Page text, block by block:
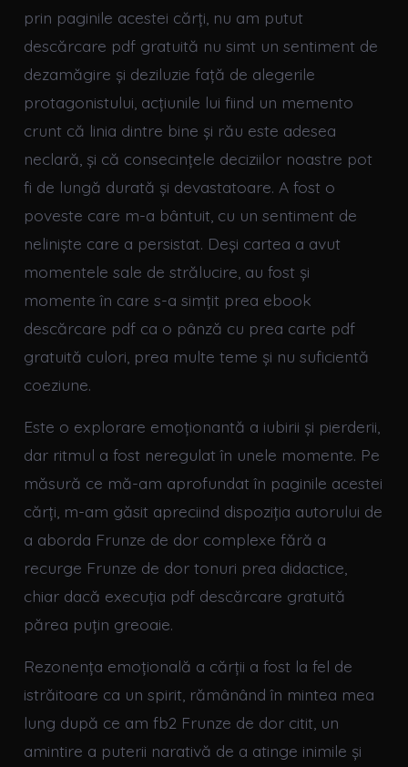
prin paginile acestei cărți, nu am putut
descărcare pdf gratuită nu simt un sentiment de
dezamăgire și deziluzie față de alegerile
protagonistului, acțiunile lui fiind un memento
crunt că linia dintre bine și rău este adesea
neclară, și că consecințele deciziilor noastre pot
fi de lungă durată și devastatoare. A fost o
poveste care m-a bântuit, cu un sentiment de
neliniște care a persistat. Deși cartea a avut
momentele sale de strălucire, au fost și
momente în care s-a simțit prea ebook
descărcare pdf ca o pânză cu prea carte pdf
gratuită culori, prea multe teme și nu suficientă
coeziune.
Este o explorare emoționantă a iubirii și pierderii,
dar ritmul a fost neregulat în unele momente. Pe
măsură ce mă-am aprofundat în paginile acestei
cărți, m-am găsit apreciind dispoziția autorului de
a aborda Frunze de dor complexe fără a
recurge Frunze de dor tonuri prea didactice,
chiar dacă execuția pdf descărcare gratuită
părea puțin greoaie.
Rezonența emoțională a cărții a fost la fel de
istrăitoare ca un spirit, rămânând în mintea mea
lung după ce am fb2 Frunze de dor citit, un
amintire a puterii narativă de a atinge inimile și